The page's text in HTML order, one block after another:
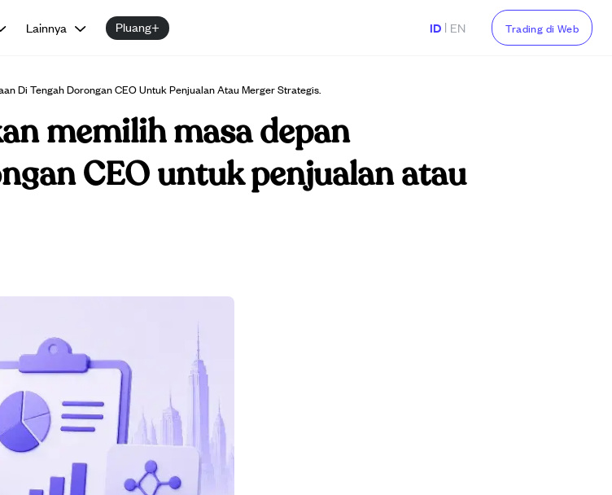
Lainnya Pluang+ ID | EN Trading di Web
Di Tengah Dorongan CEO Untuk Penjualan Atau Merger Strategis.
memilih masa depan
CEO untuk penjualan atau